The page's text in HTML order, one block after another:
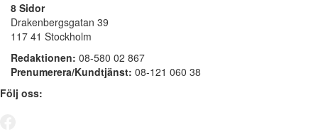
8 Sidor
Drakenbergsgatan 39
117 41 Stockholm
Redaktionen: 08-580 02 867
Prenumerera/Kundtjänst: 08-121 060 38
Följ oss: